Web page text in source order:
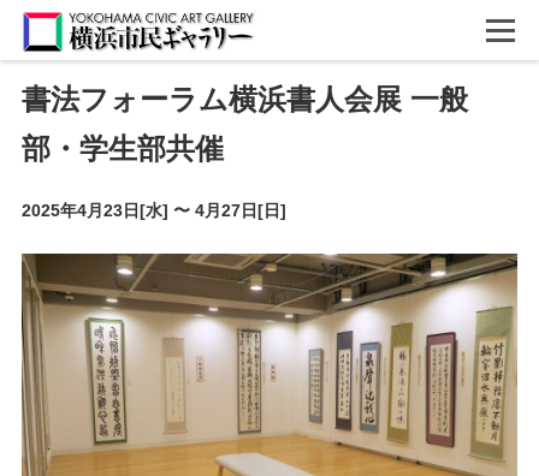
書法フォーラム横浜書人会展 一般
部・学生部共催
2025年4月23日[水] 〜 4月27日[日]